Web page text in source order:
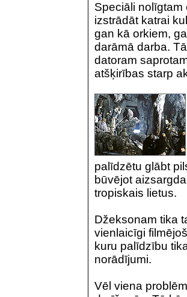
Speciāli nolīgtam
izstrādāt katrai
gan kā orkiem,
darāmā darba.
datoram
atšķirības starp
palīdzētu glābt
būvējot
tropiskais lietus.
Džeksonam tika
vienlaicīgi
kuru palīdzību
norādījumi.
Vēl viena